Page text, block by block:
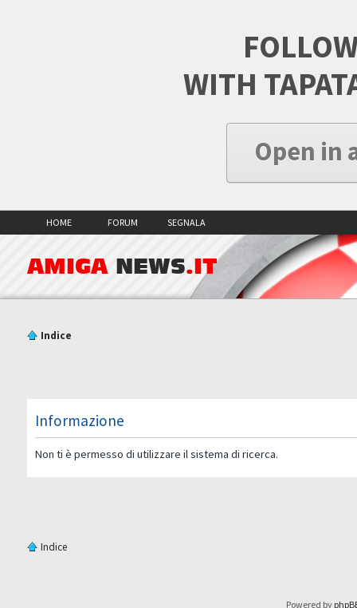
WITH
Open in
HOME FORUM SEGNALA
AMIGA NEWS.IT
Indice
Informazione
Non ti è permesso di utilizzare il sistema di ricerca.
Indice
Powered by